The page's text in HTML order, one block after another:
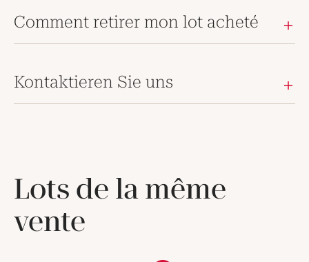
Comment retirer mon lot acheté
Kontaktieren Sie uns
Lots de la même
vente